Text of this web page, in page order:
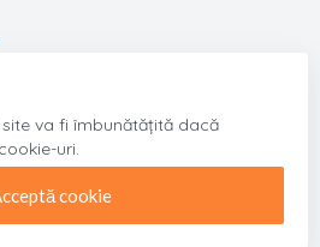
Romane. Toate drepturile
va fi îmbunătățită dacă
uri.
cookie